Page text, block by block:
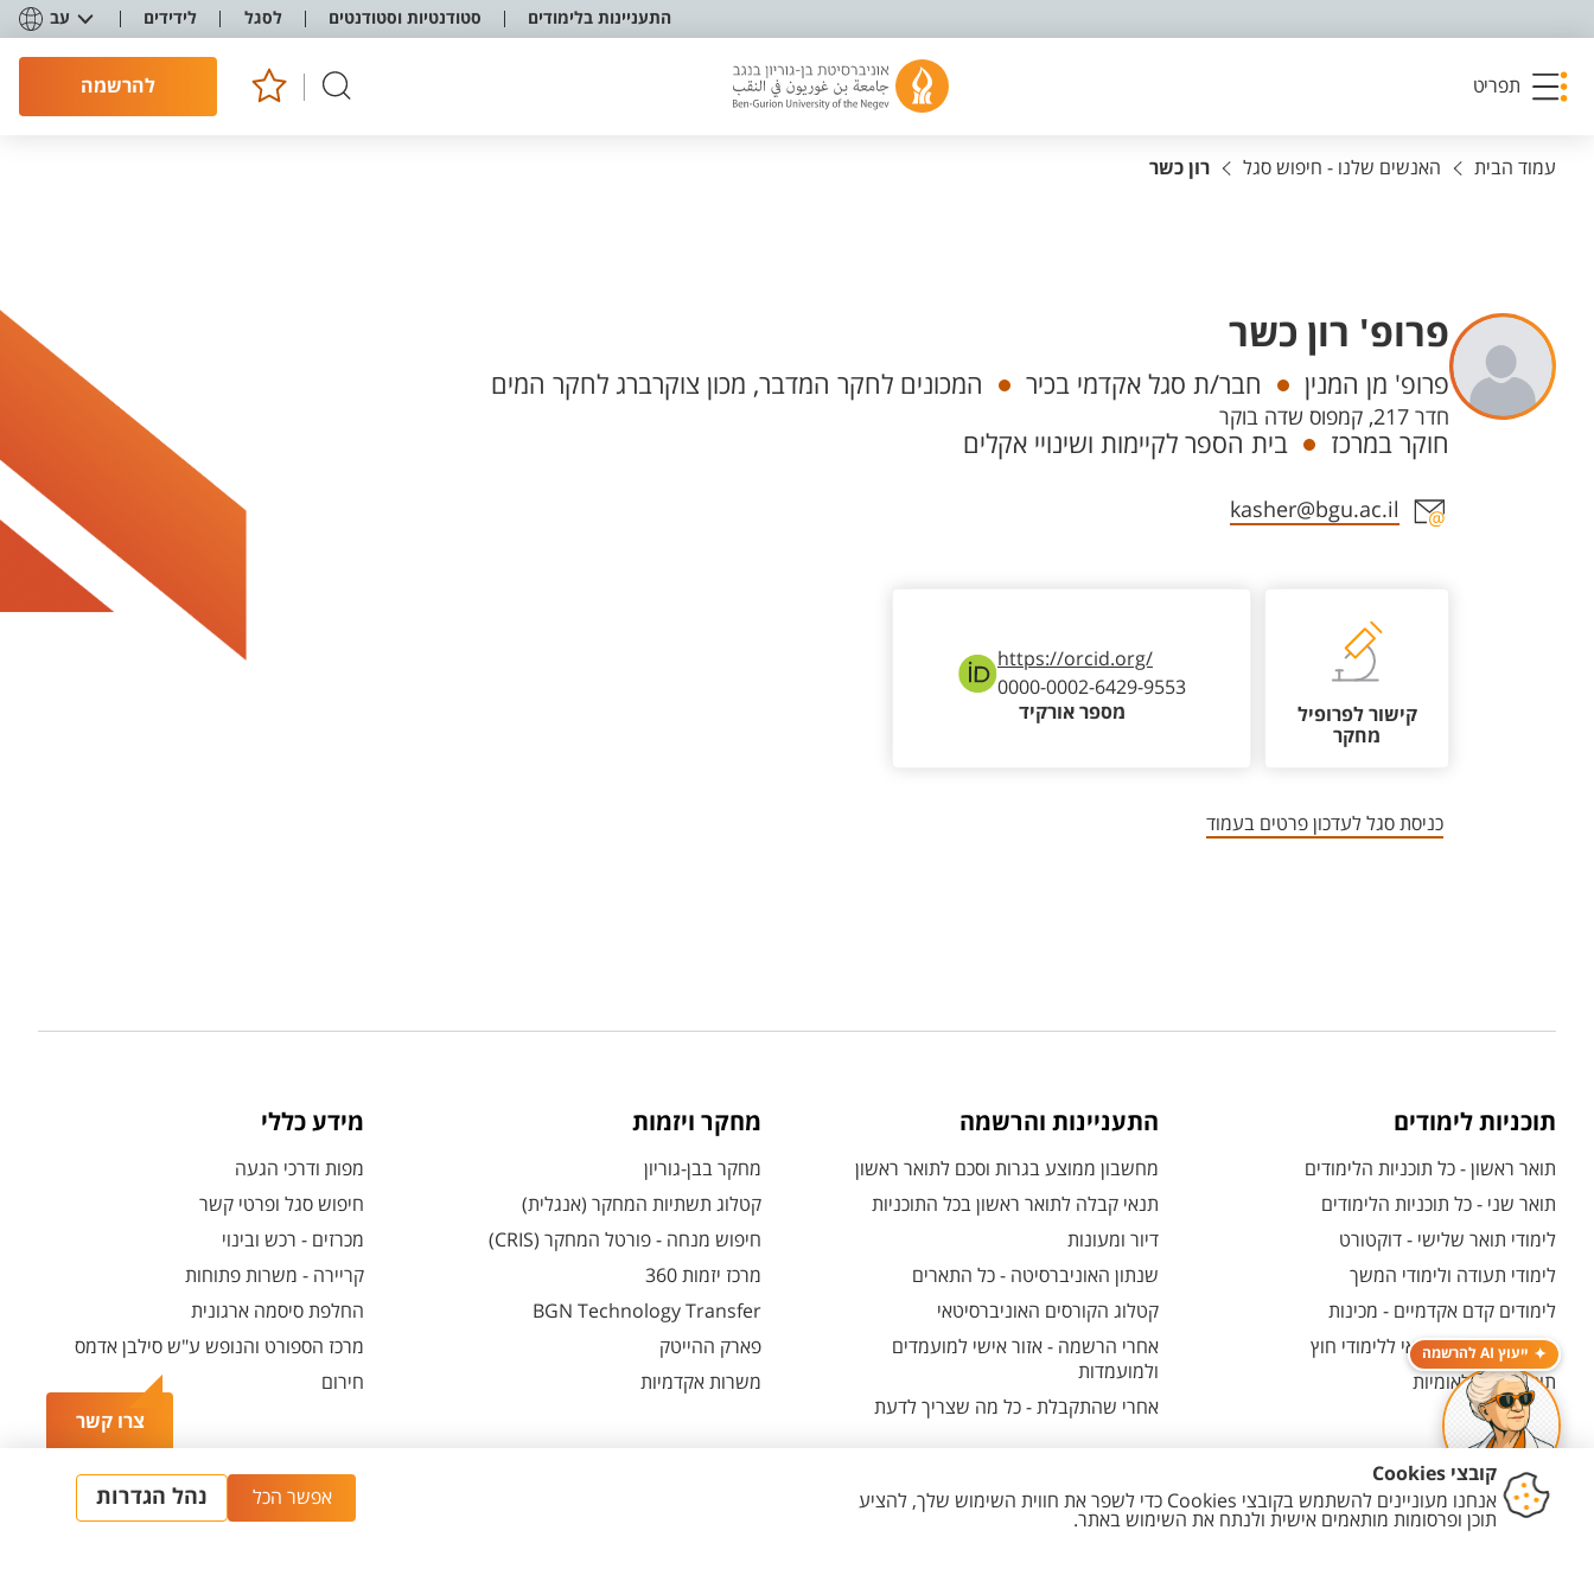
התעניינות בלימודים סטודנטיות וסטודנטים לסגל לידידים עב
תפריט להרשמה
צרו קשר
ייעוץ AI להרשמה
עמוד הבית האנשים שלנו - חיפוש סגל רון כשר
פרופ' רון כשר
יחידות
פרופ' מן המנין חבר/ת סגל אקדמי בכיר המכונים לחקר המדבר, מכון צוקרברג לחקר המים
חדר 217, קמפוס שדה בוקר
חוקר במרכז בית הספר לקיימות ושינויי אקלים
אזור צור קשר עם איש הסגל
kasher@bgu.ac.il
קישור לפרופיל
מחקר
https://orcid.org/
0000-0002-6429-9553
מספר אורקיד
כניסת סגל לעדכון פרטים בעמוד
תוכניות לימודים
תואר ראשון - כל תוכניות הלימודים
תואר שני - כל תוכניות הלימודים
לימודי תואר שלישי - דוקטורט
לימודי תעודה ולימודי המשך
לימודים קדם אקדמיים - מכינות
המרכז האוניברסיטאי ללימודי חוץ
תוכניות בין-לאומיות
התעניינות והרשמה
מחשבון ממוצע בגרות וסכם לתואר ראשון
תנאי קבלה לתואר ראשון בכל התוכניות
דיור ומעונות
שנתון האוניברסיטה - כל התארים
קטלוג הקורסים האוניברסיטאי
אחרי הרשמה - אזור אישי למועמדים
ולמועמדות
אחרי שהתקבלת - כל מה שצריך לדעת
מחקר ויזמות
מחקר בבן-גוריון
קטלוג תשתיות המחקר (אנגלית)
חיפוש מנחה - פורטל המחקר (CRIS)
מרכז יזמות 360
BGN Technology Transfer
פארק ההייטק
משרות אקדמיות
מידע כללי
מפות ודרכי הגעה
חיפוש סגל ופרטי קשר
מכרזים - רכש ובינוי
קריירה - משרות פתוחות
החלפת סיסמה ארגונית
מרכז הספורט והנופש ע"ש סילבן אדמס
חירום